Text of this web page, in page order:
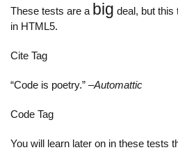
These tests are a big deal, but this
in HTML5.
Cite Tag
“Code is poetry.” –Automattic
Code Tag
You will learn later on in these tests